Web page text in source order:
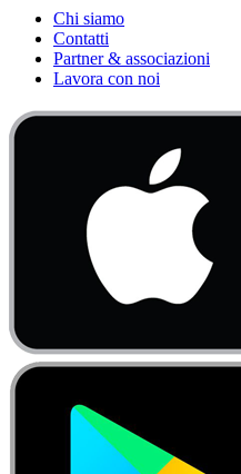
Chi siamo
Contatti
Partner & associazioni
Lavora con noi